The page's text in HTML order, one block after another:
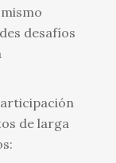
desafíos
de larga